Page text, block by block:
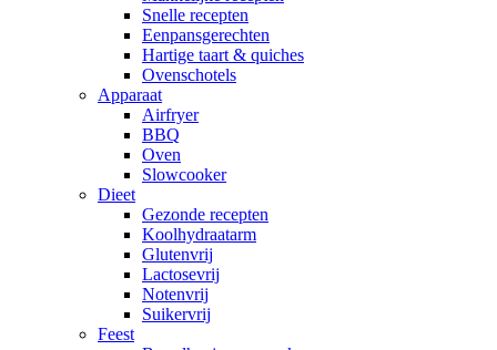
Snelle recepten
Eenpansgerechten
Hartige taart & quiches
Ovenschotels
Apparaat
Airfryer
BBQ
Oven
Slowcooker
Dieet
Gezonde recepten
Koolhydraatarm
Glutenvrij
Lactosevrij
Notenvrij
Suikervrij
Feest